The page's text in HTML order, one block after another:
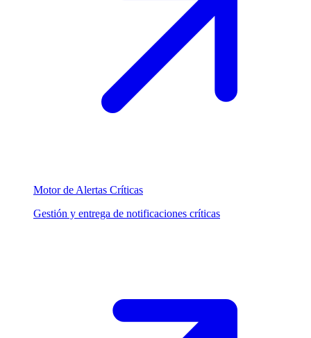
Motor de Alertas Críticas
Gestión y entrega de notificaciones críticas